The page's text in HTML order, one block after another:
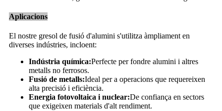
Aplicacions
El nostre gresol de fusió d'alumini s'utilitza àmpliament en
diverses indústries, incloent:
Indústria química:Perfecte per fondre alumini i altres
metalls no ferrosos.
Fusió de metalls:Ideal per a operacions que requereixen
alta precisió i eficiència.
Energia fotovoltaica i nuclear:De confiança en sectors
que exigeixen materials d'alt rendiment.